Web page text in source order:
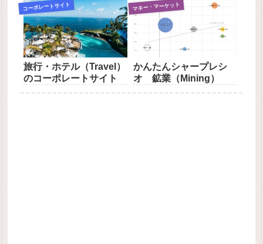
コーポレートサイト
旅行・ホテル（Travel）
のコーポレートサイト
マネー・マーケット
かんたんシャープレシ
オ 鉱業（Mining）